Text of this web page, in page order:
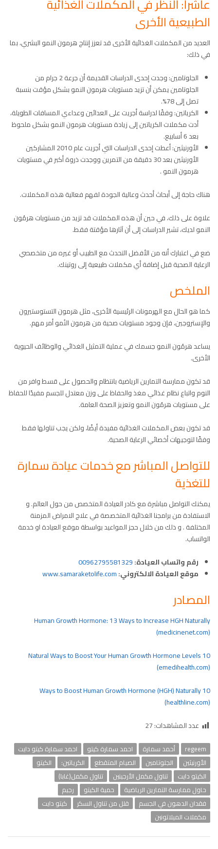
عاشراً: النظر في المكملات الغذائية
الطبيعية الأخرى
العديد من المكملات الغذائية الأخرى قد تعزز إنتاج هرمون النمو البشري، بما
في ذلك:
الجلوتامين: وجدت إحدى الدراسات القديمة أن جرعة 2 جرام من
الجلوتامين يمكن أن تزيد مستويات هرمون النمو بشكل مؤقت بنسبة
تصل إلى 78%.
الكرياتين: وفقًا لدراسة أجريت على العدائين وعداءي المسافات الطويلة،
أدت مكملات الكرياتين إلى زيادة مستويات هرمون النمو بشكل ملحوظ
بعد 6 أسابيع.
الأورنيثين: أعطت إحدى الدراسات التي أجريت عام 2010 المشاركين
الأورنيثين بعد 30 دقيقة من التمرين ووجدت ذروة أكبر في مستويات
هرمون النمو .
هناك حاجة إلى أبحاث أحدث وعالية الجودة لفهم فعالية هذه المكملات.
علاوة على ذلك، في حين أن هذه المكملات قد تزيد من مستويات هرمُون
النمو لديك، تشير الدراسات إلى أن آثارها مؤقتة فقط.
ضع في اعتبارك أنه من الأفضل التحدث مع الطبيب أو غيره من متخصصي
الرعاية الصحية قبل إضافة أي مكملات طبيعية إلى روتينك.
الملخص
كما هو الحال مع الهرمونات الرئيسية الأخرى، مثل هرمون التستوستيرون
والإستروجين، فإن وجود مستويات صحية من هرمون النُمو أمر مهم.
يساعد هرمُون النمو جسمك في عملية التمثيل الغذائي والوظائف الحيوية
الأخرى.
قد تكون ممارسة التمارين الرياضية بانتظام والحصول على قسط وافر من
النوم واتباع نظام غذائي مغذ والحفاظ على وزن معتدل للجسم مفيدًا للحفاظ
على مستويات هرمُون النمو وتعزيز الصحة العامة.
قد تكون بعض المكملات الغذائية مفيدة أيضًا، ولكن يجب تناولها فقط
وفقًا لتوجيهات أخصائي الرعاية الصحية.
للتواصل المباشر مع خدمات عيادة سمارة
للتغذية
يمكنك التواصل مباشرة مع كادر العيادة المتخصص من حول العالم. و
الاستفادة من برامجنا الغذائية المتخصصة في علاج الامراض المزمنة
المختلفة . و ذلك من خلال حجز المواعيد بواسطة موقع العيادة او خدمة
الواتساب.
رقم واتساب العيادة:00962795581329
موقع العيادة الالكتروني:www.samaraketolife.com
المصادر
Human Growth Hormone: 13 Ways to Increase HGH Naturally
(medicinenet.com)
10 Natural Ways to Boost Your Human Growth Hormone Levels
(emedihealth.com)
10 Ways to Boost Human Growth Hormone (HGH) Naturally
(healthline.com)
عدد المشاهدات:27
regeem أحمد سمارة احمد سمارة كيتو
احمد سمارة كيتو دايت
الأورنيثين
الجلوتامين الصيام المتقطع الكرياتين:
الكيتو
الكيتو دايت
تناول مكمل الأرجينين
تناول مكمل(غابا)
حاول ممارسة التمارين الرياضية
حمية الكيتو
رجيم
فقدان الدهون في الجسم
قلل من تناول السكر
كيتو دايت
مكملات الميلاتونين